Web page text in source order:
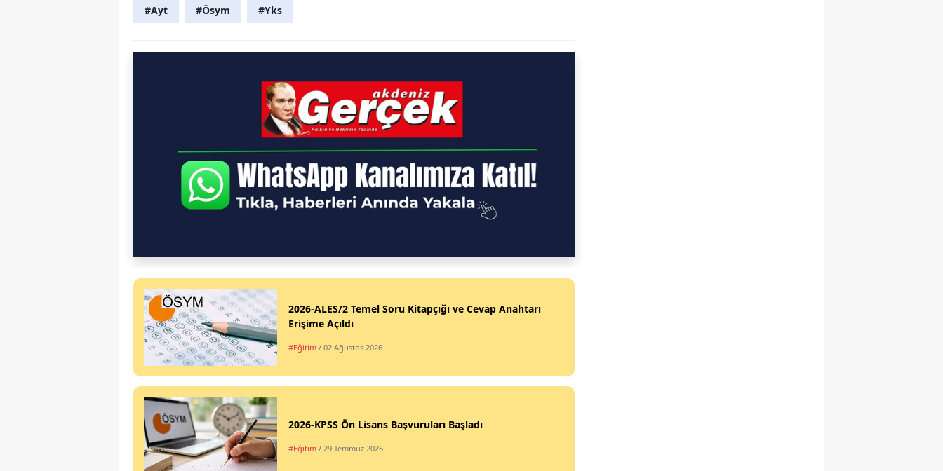
#Ayt #Ösym #Yks
2026-ALES/2 Temel Soru Kitapçığı ve Cevap Anahtarı
Erişime Açıldı
#Eğitim / 02 Ağustos 2026
2026-KPSS Ön Lisans Başvuruları Başladı
#Eğitim / 29 Temmuz 2026